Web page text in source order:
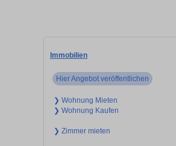
Immobilien
Hier Angebot veröffentlichen
❯ Wohnung Mieten
❯ Wohnung Kaufen
❯ Zimmer mieten